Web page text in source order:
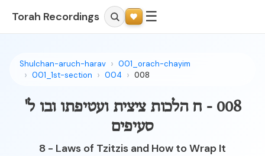
Torah Recordings ☰
Shulchan-aruch-harav
001_orach-chayim
001_1st-section
004 008
008 - ח הלכות ציצית ועטיפתו ובו ל'
סעיפים
8 - Laws of Tzitzis and How to Wrap It